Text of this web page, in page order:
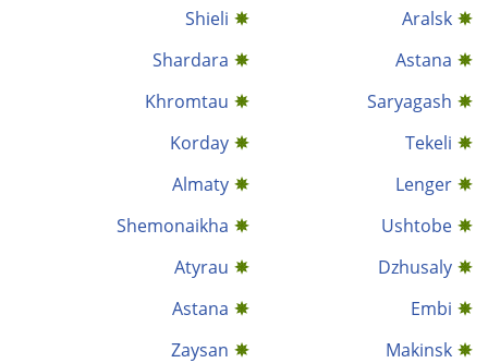
Aralsk
Shieli
Astana
Shardara
Saryagash
Khromtau
Tekeli
Korday
Lenger
Almaty
Ushtobe
Shemonaikha
Dzhusaly
Atyrau
Embi
Astana
Makinsk
Zaysan